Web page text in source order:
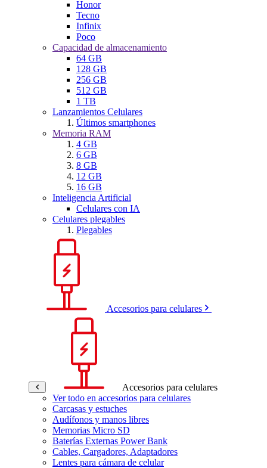
Honor
Tecno
Infinix
Poco
Capacidad de almacenamiento
64 GB
128 GB
256 GB
512 GB
1 TB
Lanzamientos Celulares
Últimos smartphones
Memoria RAM
4 GB
6 GB
8 GB
12 GB
16 GB
Inteligencia Artificial
Celulares con IA
Celulares plegables
Plegables
Accesorios para celulares
Accesorios para celulares
Ver todo en accesorios para celulares
Carcasas y estuches
Audífonos y manos libres
Memorias Micro SD
Baterías Externas Power Bank
Cables, Cargadores, Adaptadores
Lentes para cámara de celular